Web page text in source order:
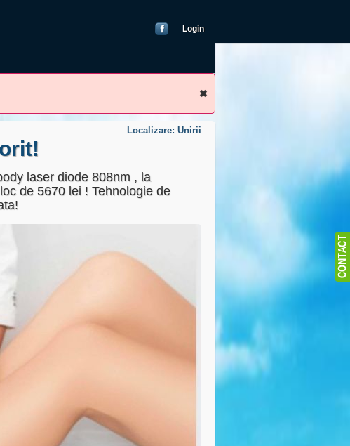
Login
Localizare: Unirii
laser diode 808nm , la
de 5670 lei ! Tehnologie de
va fi public
oras
oricand)
personal